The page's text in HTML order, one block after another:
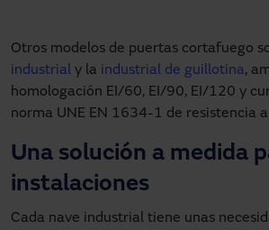
Otros modelos de puertas cortafuego
industrial y la industrial de guillotina,
homologación EI/60, EI/90, EI/120 y
norma UNE EN 1634-1 de resistencia
Una solución a medida
instalaciones
Cada nave industrial tiene unas